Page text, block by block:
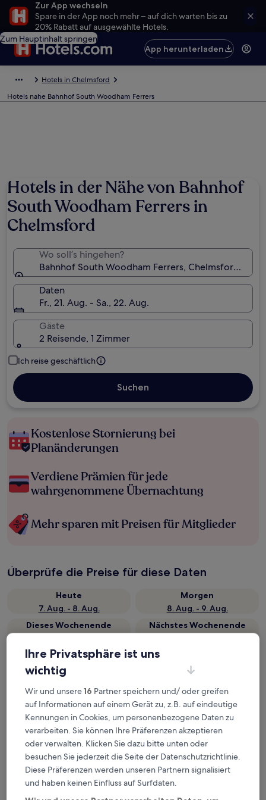
Zur App wechseln
Spare in der App noch mehr – auf dich warten bis zu
20% Rabatt auf ausgewählte Hotels.
Zum Hauptinhalt springen
App herunterladen
Hotels in Chelmsford
Hotels nahe Bahnhof South Woodham Ferrers
Hotels in der Nähe von Bahnhof
South Woodham Ferrers in
Chelmsford
Wo soll’s hingehen?
Bahnhof South Woodham Ferrers, Chelmsford,
Daten
Fr., 21. Aug. - Sa., 22. Aug.
Gäste
2 Reisende, 1 Zimmer
Ich reise geschäftlich
Suchen
Kostenlose Stornierung bei
Planänderungen
Verdiene Prämien für jede
wahrgenommene Übernachtung
Mehr sparen mit Preisen für Mitglieder
Überprüfe die Preise für diese Daten
Heute
7. Aug. - 8. Aug.
Morgen
8. Aug. - 9. Aug.
Dieses Wochenende
Nächstes Wochenende
Top 5 Hotels in der Nähe von
Bahnhof South Woodham
Ferrers auf einen Blick
The Oakland — 3-Sterne-Hotel in 1 km von Bahnhof South
Woodham Ferrers, Chelmsford entfernt. Gästebewertung:
8,2/10 — Sehr gut.
The Ferry Boat Inn— 3.5-Sterne-Hotel in 4,9 km von Bahnhof
South Woodham Ferrers, Chelmsford entfernt.
Gästebewertung: 9,8/10 — Außergewöhnlich.
Ihre Privatsphäre ist uns
wichtig
Wir und unsere16 Partner speichern und/ oder greifen
auf Informationen auf einem Gerät zu, z.B. auf eindeutige
Kennungen in Cookies, um personenbezogene Daten zu
verarbeiten. Sie können Ihre Präferenzen akzeptieren
oder verwalten. Klicken Sie dazu bitte unten oder
besuchen Sie jederzeit die Seite der Datenschutzrichtlinie.
Diese Präferenzen werden unseren Partnern signalisiert
und haben keinen Einfluss auf Surfdaten.